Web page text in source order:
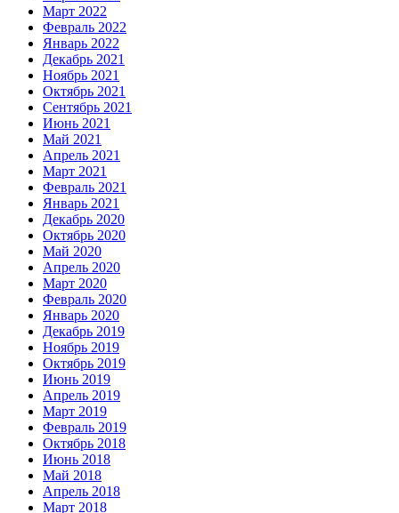
Март 2022
Февраль 2022
Январь 2022
Декабрь 2021
Ноябрь 2021
Октябрь 2021
Сентябрь 2021
Июнь 2021
Май 2021
Апрель 2021
Март 2021
Февраль 2021
Январь 2021
Декабрь 2020
Октябрь 2020
Май 2020
Апрель 2020
Март 2020
Февраль 2020
Январь 2020
Декабрь 2019
Ноябрь 2019
Октябрь 2019
Июнь 2019
Апрель 2019
Март 2019
Февраль 2019
Октябрь 2018
Июнь 2018
Май 2018
Апрель 2018
Март 2018